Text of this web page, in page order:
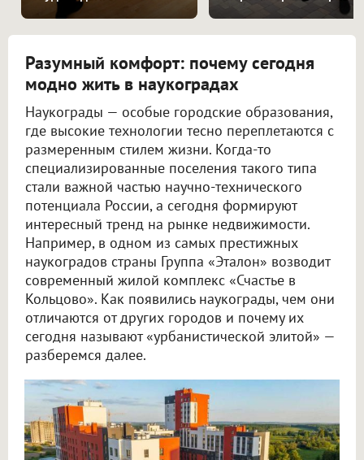
Разумный комфорт: почему сегодня
модно жить в наукоградах
Наукограды — особые городские образования,
где высокие технологии тесно переплетаются с
размеренным стилем жизни. Когда-то
специализированные поселения такого типа
стали важной частью научно-технического
потенциала России, а сегодня формируют
интересный тренд на рынке недвижимости.
Например, в одном из самых престижных
наукоградов страны Группа «Эталон» возводит
современный жилой комплекс «Счастье в
Кольцово». Как появились наукограды, чем они
отличаются от других городов и почему их
сегодня называют «урбанистической элитой» —
разберемся далее.